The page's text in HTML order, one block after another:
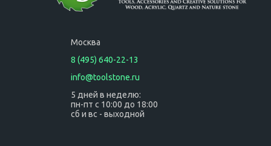
Москва
8 (495) 640-22-13
info@toolstone.ru
5 дней в неделю:
пн-пт с 10:00 до 18:00
сб и вс - выходной